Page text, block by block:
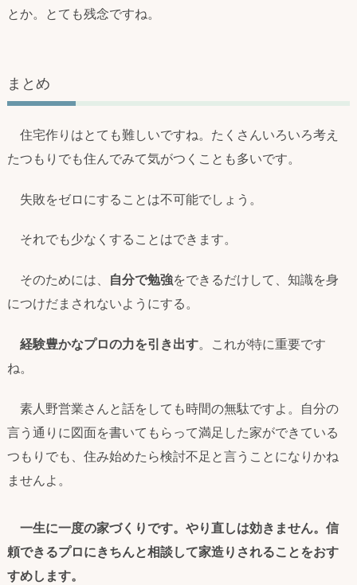
とか。とても残念ですね。
まとめ
住宅作りはとても難しいですね。たくさんいろいろ考え
たつもりでも住んでみて気がつくことも多いです。
失敗をゼロにすることは不可能でしょう。
それでも少なくすることはできます。
そのためには、 自分で勉強をできるだけして、知識を身
につけだまされないようにする。
経験豊かなプロの力を引き出す。これが特に重要です
ね。
素人野営業さんと話をしても時間の無駄ですよ。自分の
言う通りに図面を書いてもらって満足した家ができている
つもりでも、住み始めたら検討不足と言うことになりかね
ませんよ。
一生に一度の家づくりです。やり直しは効きません。信
頼できるプロにきちんと相談して家造りされることをおす
すめします。